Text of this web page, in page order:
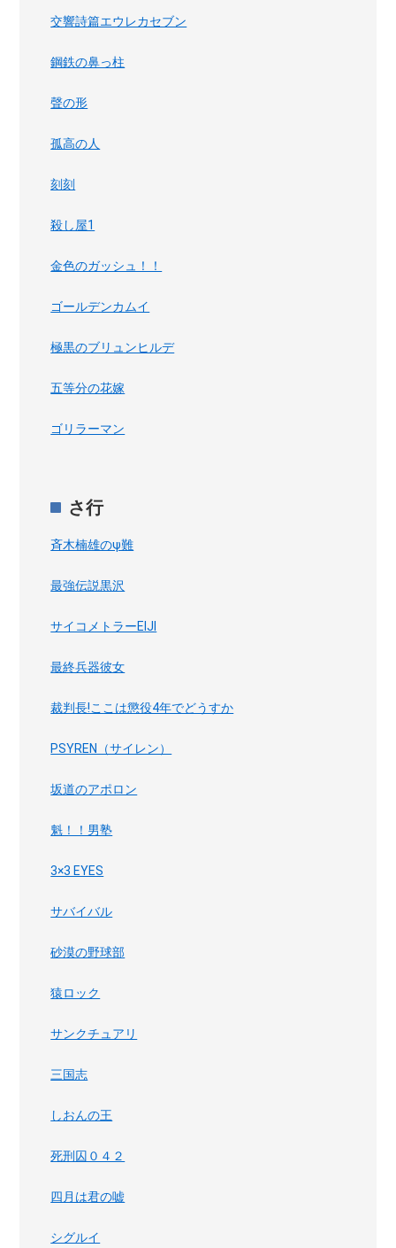
交響詩篇エウレカセブン
鋼鉄の鼻っ柱
聲の形
孤高の人
刻刻
殺し屋1
金色のガッシュ！！
ゴールデンカムイ
極黒のブリュンヒルデ
五等分の花嫁
ゴリラーマン
さ行
斉木楠雄のψ難
最強伝説黒沢
サイコメトラーEIJI
最終兵器彼女
裁判長!ここは懲役4年でどうすか
PSYREN（サイレン）
坂道のアポロン
魁！！男塾
3×3 EYES
サバイバル
砂漠の野球部
猿ロック
サンクチュアリ
三国志
しおんの王
死刑囚０４２
四月は君の嘘
シグルイ